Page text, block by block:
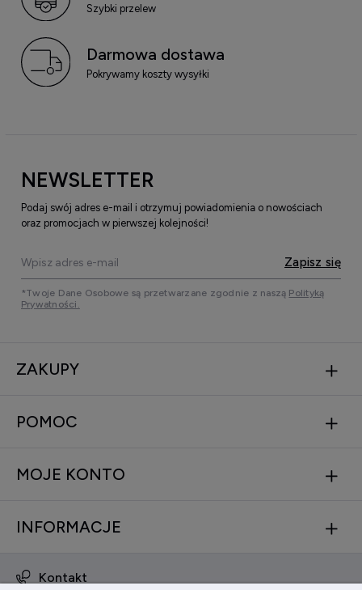
Szybki przelew
Darmowa dostawa
Pokrywamy koszty wysyłki
NEWSLETTER
Podaj swój adres e-mail i otrzymuj powiadomienia o nowościach
oraz promocjach w pierwszej kolejności!
Zapisz się
*Twoje Dane Osobowe są przetwarzane zgodnie z naszą Polityką
Prywatności.
ZAKUPY
POMOC
MOJE KONTO
INFORMACJE
Kontakt